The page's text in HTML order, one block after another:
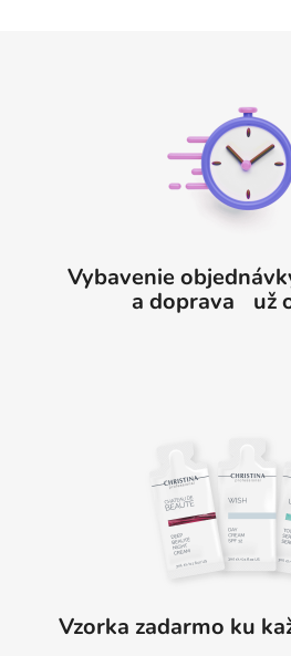
Vybavenie
a doprava už
Vzorka zadarmo ku